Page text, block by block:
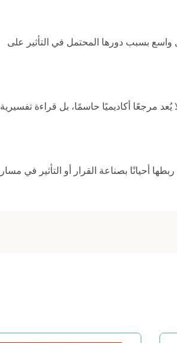
بسبب دورها المحتمل في التأثير على
يُعد مرجعًا أكاديميًا حاسمًا، بل قراءة تفسيرية
أحيانًا بصناعة القرار أو التأثير في مسار